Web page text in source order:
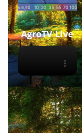
AgroTV Live